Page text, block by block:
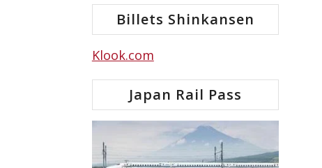
Billets Shinkansen
Klook.com
Japan Rail Pass